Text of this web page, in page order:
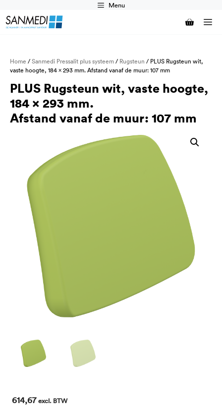
naar
de
Menu
Home /Sanmedi Pressalit plus systeem/ Rugsteun / PLUS Rugsteun wit,
vaste hoogte, 184 x 293 mm. Afstand vanaf de muur: 107 mm
PLUS Rugsteun wit, vaste hoogte,
184 x 293 mm.
Afstand vanaf de muur: 107 mm
614,67 excl. BTW